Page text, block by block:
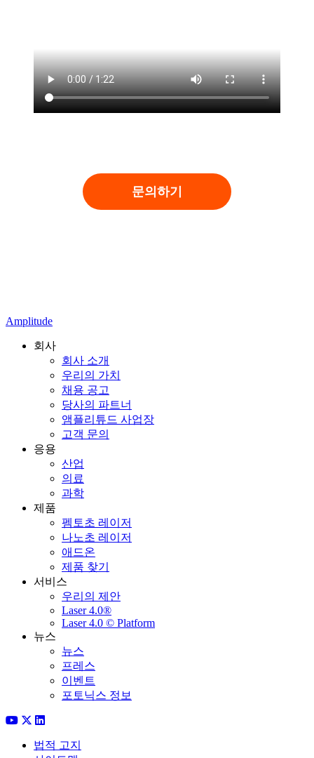
문의하기
Amplitude
회사
회사 소개
우리의 가치
채용 공고
당사의 파트너
앰플리튜드 사업장
고객 문의
응용
산업
의료
과학
제품
펨토초 레이저
나노초 레이저
애드온
제품 찾기
서비스
우리의 제안
Laser 4.0®
Laser 4.0 © Platform
뉴스
뉴스
프레스
이벤트
포토닉스 정보
법적 고지